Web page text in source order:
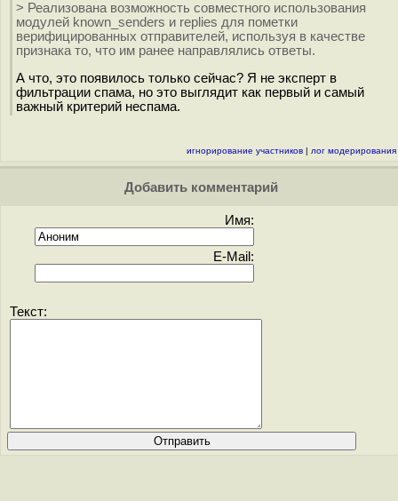
> Реализована возможность совместного использования
модулей known_senders и replies для пометки
верифицированных отправителей, используя в качестве
признака то, что им ранее направлялись ответы.
А что, это появилось только сейчас? Я не эксперт в
фильтрации спама, но это выглядит как первый и самый
важный критерий неспама.
игнорирование участников | лог модерирования
Добавить комментарий
Имя:
E-Mail:
Текст: